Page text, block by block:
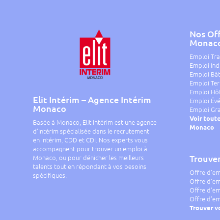
Elit Intérim – Agence Intérim
Monaco
Basée à Monaco, Elit Intérim est une agence
d’intérim spécialisée dans le recrutement
en intérim, CDD et CDI. Nos experts vous
accompagnent pour trouver un emploi à
Monaco, ou pour dénicher les meilleurs
talents tout en répondant à vos besoins
spécifiques.
Nos
Emploi
Emploi
Emploi
Emploi
Emploi
Emploi
Emploi
Voir
Monaco
Offre
Offre
Offre
Offre
Trouver